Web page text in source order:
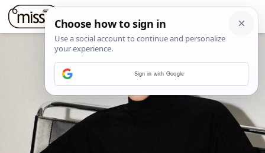
Sign in with Google